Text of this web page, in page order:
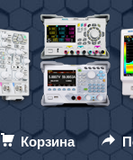
Корзина